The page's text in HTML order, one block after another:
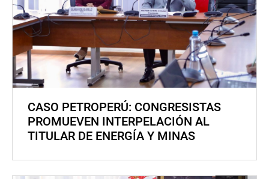
CASO PETROPERÚ: CONGRESISTAS
PROMUEVEN INTERPELACIÓN AL
TITULAR DE ENERGÍA Y MINAS